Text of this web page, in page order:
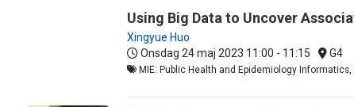
Using Big Data to Uncover
Xingyue Huo
Onsdag 24 maj 2023 11:00 - 11:15 G4
MIE: Public Health and Epidemiology